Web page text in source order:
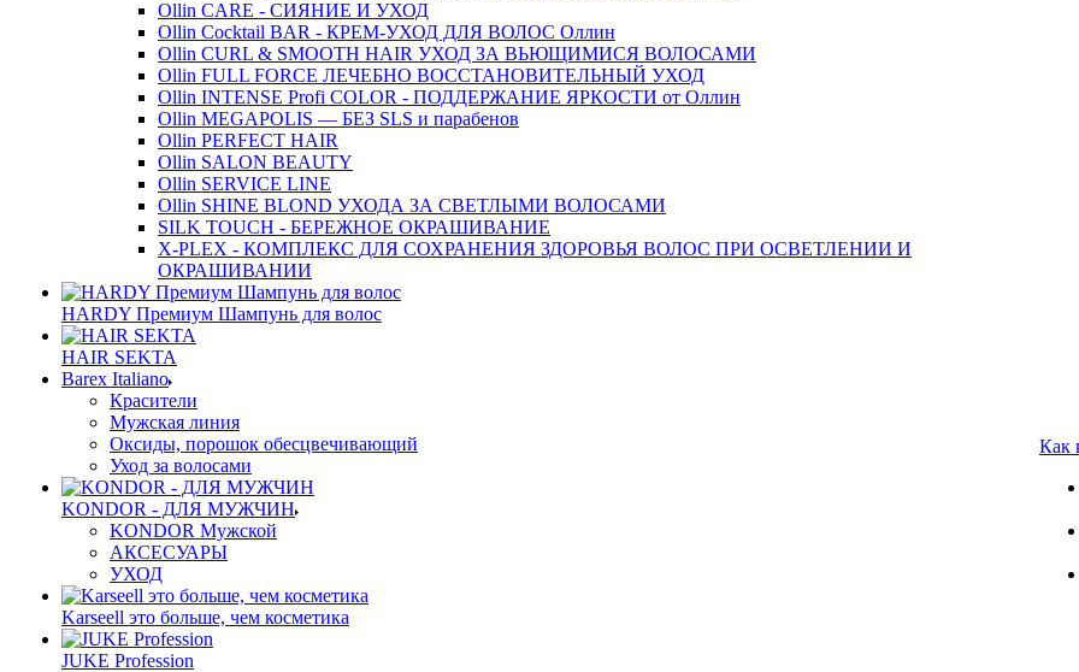
Ollin CARE - СИЯНИЕ И УХОД
Ollin Cocktail BAR - КРЕМ-УХОД ДЛЯ ВОЛОС Оллин
Ollin CURL & SMOOTH HAIR УХОД ЗА ВЬЮЩИМИСЯ ВОЛОСАМИ
Ollin FULL FORCE ЛЕЧЕБНО ВОССТАНОВИТЕЛЬНЫЙ УХОД
Ollin INTENSE Profi COLOR - ПОДДЕРЖАНИЕ ЯРКОСТИ от Оллин
Ollin MEGAPOLIS — БЕЗ SLS и парабенов
Ollin PERFECT HAIR
Ollin SALON BEAUTY
Ollin SERVICE LINE
Ollin SHINE BLOND УХОДА ЗА СВЕТЛЫМИ ВОЛОСАМИ
SILK TOUCH - БЕРЕЖНОЕ ОКРАШИВАНИЕ
X-PLEX - КОМПЛЕКС ДЛЯ СОХРАНЕНИЯ ЗДОРОВЬЯ ВОЛОС ПРИ ОСВЕТЛЕНИИ И
ОКРАШИВАНИИ
HARDY Премиум Шампунь для волос
HAIR SEKTA
Barex Italiano
Красители
Мужская линия
Оксиды, порошок обесцвечивающий
Уход за волосами
KONDOR - ДЛЯ МУЖЧИН
KONDOR Мужской
АКСЕСУАРЫ
УХОД
Karseell это больше, чем косметика
JUKE Profession
Как